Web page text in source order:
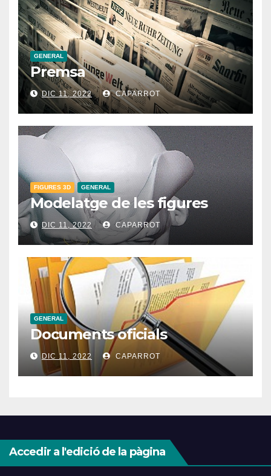
GENERAL
Premsa
DIC 11, 2022 CAPARROT
FIGURES 3D GENERAL
Modelatge de les figures
DIC 11, 2022 CAPARROT
GENERAL
Documents oficials
DIC 11, 2022 CAPARROT
Accedir a l'edició de la pàgina